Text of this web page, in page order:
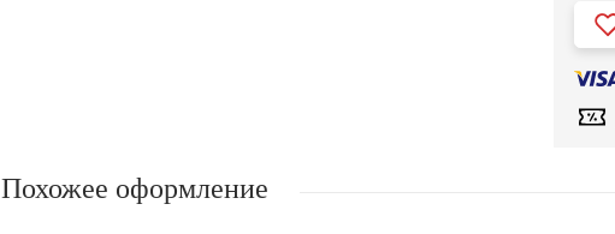
Похожее оформление